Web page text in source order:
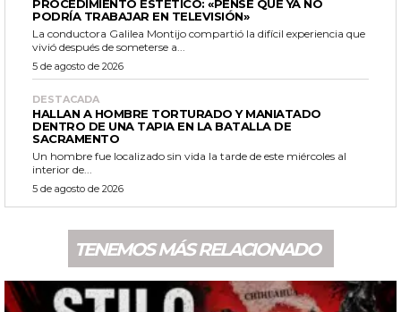
PROCEDIMIENTO ESTÉTICO: «PENSÉ QUE YA NO
PODRÍA TRABAJAR EN TELEVISIÓN»
La conductora Galilea Montijo compartió la difícil experiencia que
vivió después de someterse a...
5 de agosto de 2026
DESTACADA
HALLAN A HOMBRE TORTURADO Y MANIATADO
DENTRO DE UNA TAPIA EN LA BATALLA DE
SACRAMENTO
Un hombre fue localizado sin vida la tarde de este miércoles al
interior de...
5 de agosto de 2026
TENEMOS MÁS RELACIONADO